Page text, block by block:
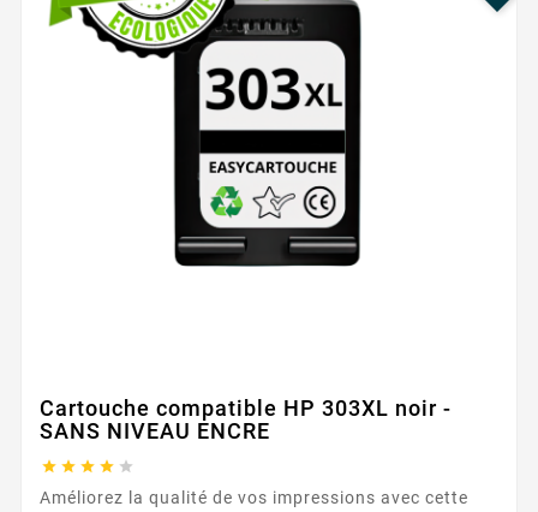
Cartouche compatible HP 303XL noir -
SANS NIVEAU ENCRE
    
Améliorez la qualité de vos impressions avec cette